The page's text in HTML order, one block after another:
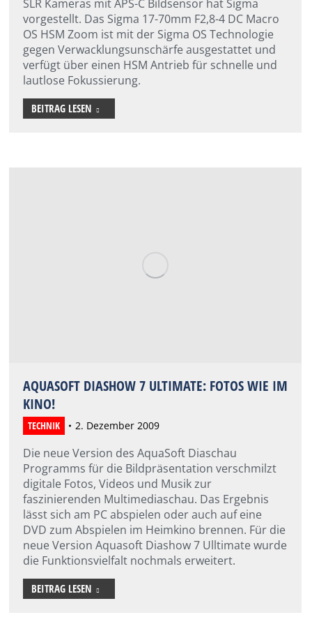
SLR Kameras mit APS-C Bildsensor hat Sigma
vorgestellt. Das Sigma 17-70mm F2,8-4 DC Macro
OS HSM Zoom ist mit der Sigma OS Technologie
gegen Verwacklungsunschärfe ausgestattet und
verfügt über einen HSM Antrieb für schnelle und
lautlose Fokussierung.
BEITRAG LESEN
AQUASOFT DIASHOW 7 ULTIMATE: FOTOS WIE IM
KINO!
TECHNIK 2. Dezember 2009
Die neue Version des AquaSoft Diaschau
Programms für die Bildpräsentation verschmilzt
digitale Fotos, Videos und Musik zur
faszinierenden Multimediaschau. Das Ergebnis
lässt sich am PC abspielen oder auch auf eine
DVD zum Abspielen im Heimkino brennen. Für die
neue Version Aquasoft Diashow 7 Ulltimate wurde
die Funktionsvielfalt nochmals erweitert.
BEITRAG LESEN